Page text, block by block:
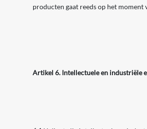
producten gaat reeds op het moment
Artikel 6. Intellectuele en industriële